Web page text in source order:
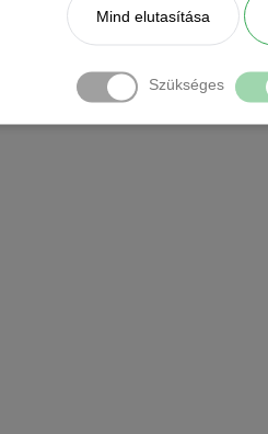
Mind elutasítása
Szükséges